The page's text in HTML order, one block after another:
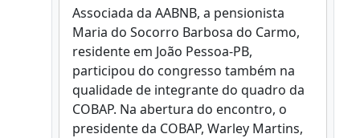
Associada da AABNB, a pensionista
Maria do Socorro Barbosa do Carmo,
residente em João Pessoa-PB,
participou do congresso também na
qualidade de integrante do quadro da
COBAP. Na abertura do encontro, o
presidente da COBAP, Warley Martins,